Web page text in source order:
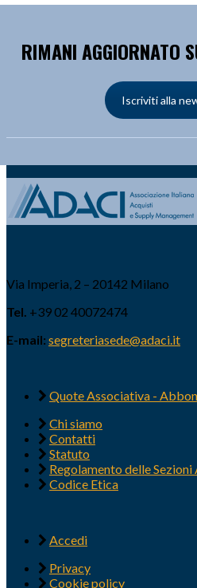
RIMANI AGGIORNATO
Iscriviti alla
Via Imperia, 2 – 20142 Milano
Tel. +39 02 40072474
E-mail: segreteriasede@adaci.it
Quote Associativa -
Chi siamo
Contatti
Statuto
Regolamento delle Sezioni
Codice Etica
Accedi
Privacy
Cookie policy